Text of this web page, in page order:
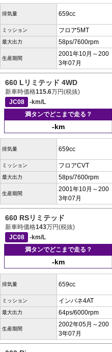
排気量 659cc
ミッション フロア5MT
最大出力 58ps/7600rpm
生産期間
2001年10月～200
3年07月
660 Lリミテッド 4WD
新車時価格115.6万円(税抜)
JC08
-km/L
満タンでどこまで走る？
-km
排気量 659cc
ミッション フロアCVT
最大出力 58ps/7600rpm
生産期間
2001年10月～200
3年07月
660 RSリミテッド
新車時価格143万円(税抜)
JC08
-km/L
満タンでどこまで走る？
-km
排気量 659cc
ミッション インパネ4AT
最大出力 64ps/6000rpm
生産期間
2002年05月～200
3年07月